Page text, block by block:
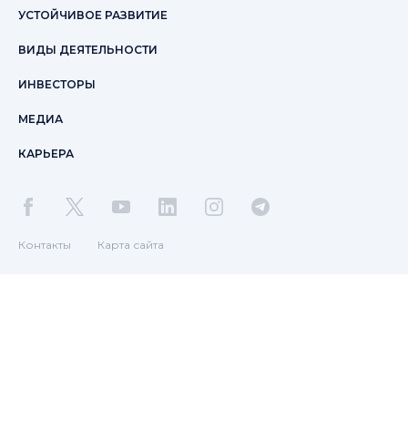
УСТОЙЧИВОЕ РАЗВИТИЕ
ВИДЫ ДЕЯТЕЛЬНОСТИ
ИНВЕСТОРЫ
МЕДИА
КАРЬЕРА
Контакты Карта сайта